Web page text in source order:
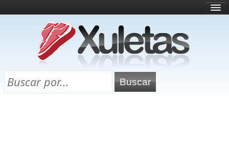
¿Qué es esto?
Directorio
Chuletas para exámenes